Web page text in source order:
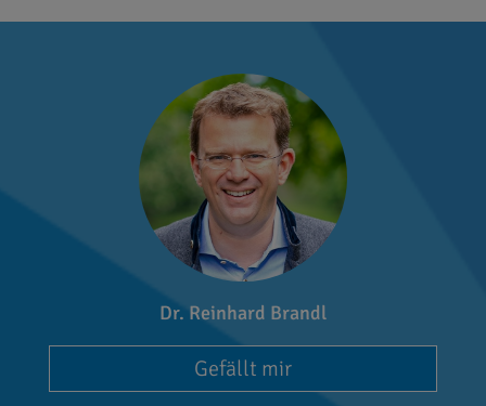
Dr. Reinhard Brandl
Gefällt mir